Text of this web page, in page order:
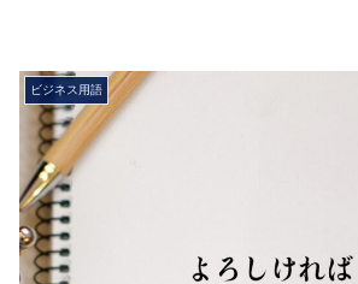
ビジネス用語